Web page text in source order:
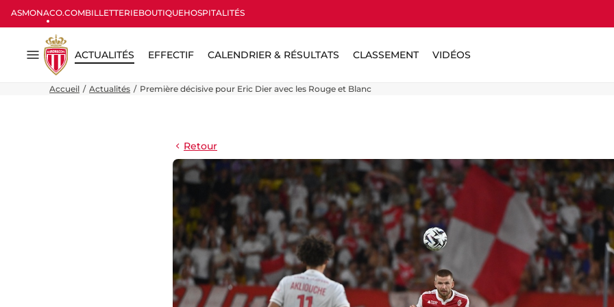
ASMONACO.COMBILLETTERIEBOUTIQUEHOSPITALITÉS
Menu
ACTUALITÉS EFFECTIF CALENDRIER & RÉSULTATS CLASSEMENT VIDÉOS
Accueil Actualités Première décisive pour Eric Dier avec les Rouge et Blanc
Retour